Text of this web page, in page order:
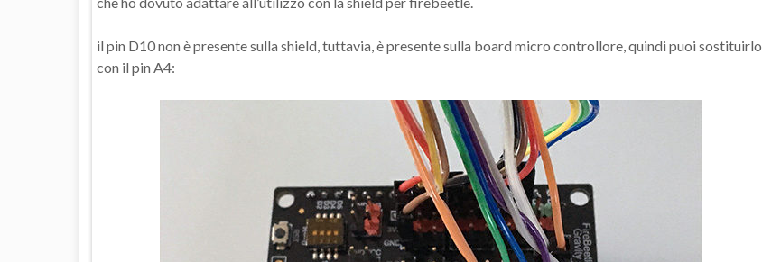
il pin D10 non è presente sulla shield, tuttavia, è presente sulla board micro controllore, quindi puoi sostituirlo
con il pin A4: